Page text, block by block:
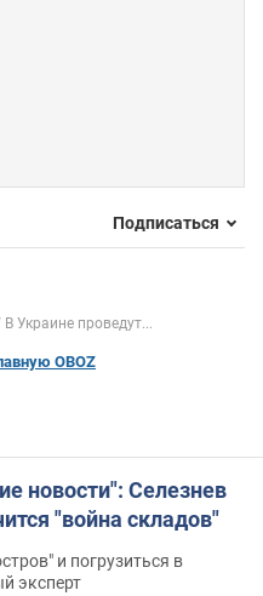
Подписаться
В Украине проведут...
OBOZ
новости": Селезнев
"война складов"
и погрузиться в
эксперт